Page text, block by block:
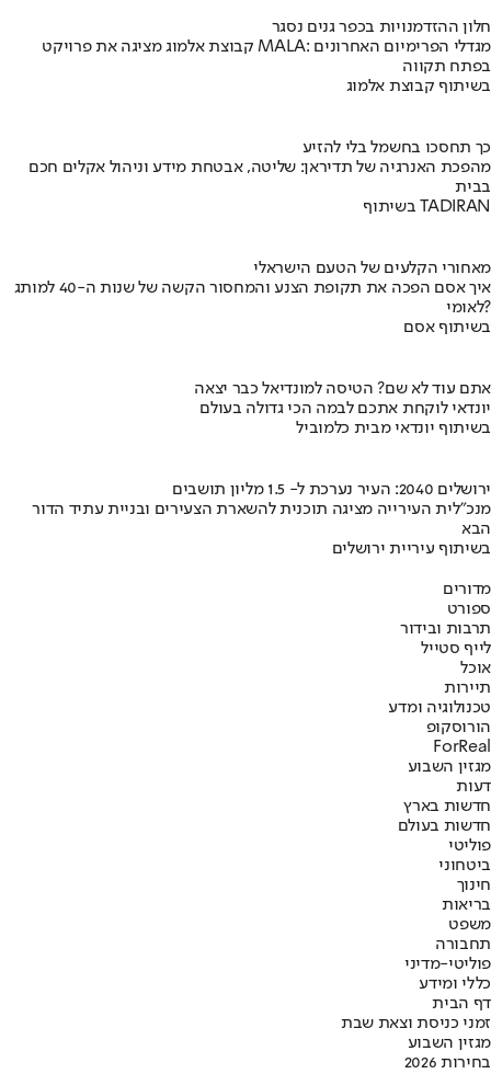
חלון ההזדמנויות בכפר גנים נסגר
קבוצת אלמוג מציגה את פרויקט MALA: מגדלי הפרימיום האחרונים
בפתח תקווה
בשיתוף קבוצת אלמוג
כך תחסכו בחשמל בלי להזיע
מהפכת האנרגיה של תדיראן: שליטה, אבטחת מידע וניהול אקלים חכם
בבית
בשיתוף TADIRAN
מאחורי הקלעים של הטעם הישראלי
איך אסם הפכה את תקופת הצנע והמחסור הקשה של שנות ה-40 למותג
לאומי?
בשיתוף אסם
אתם עוד לא שם? הטיסה למונדיאל כבר יצאה
יונדאי לוקחת אתכם לבמה הכי גדולה בעולם
בשיתוף יונדאי מבית כלמוביל
ירושלים 2040: העיר נערכת ל- 1.5 מליון תושבים
מנכ"לית העירייה מציגה תוכנית להשארת הצעירים ובניית עתיד הדור
הבא
בשיתוף עיריית ירושלים
מדורים
ספורט
תרבות ובידור
לייף סטייל
אוכל
תיירות
טכנולוגיה ומדע
הורוסקופ
ForReal
מגזין השבוע
דעות
חדשות בארץ
חדשות בעולם
פוליטי
ביטחוני
חינוך
בריאות
משפט
תחבורה
פוליטי-מדיני
כללי ומידע
דף הבית
זמני כניסת וצאת שבת
מגזין השבוע
בחירות 2026